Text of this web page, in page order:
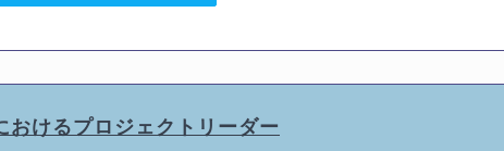
おけるプロジェクトリーダー